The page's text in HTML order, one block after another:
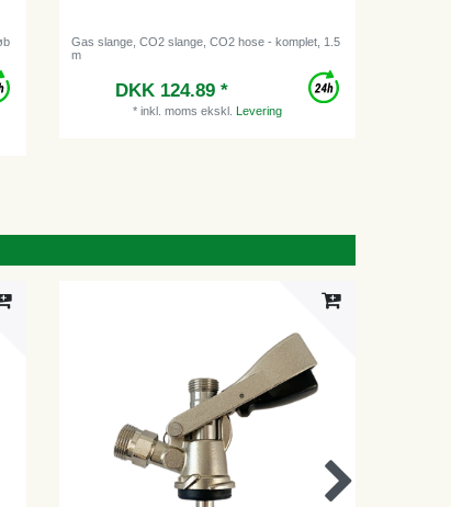
Gas slange, CO2 slange, CO2 hose - komplet, 1.5
m
DKK 124.89 *
* inkl. moms ekskl. Levering